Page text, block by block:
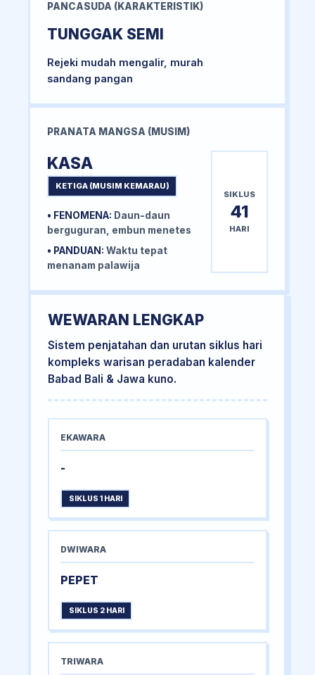
PANCASUDA (KARAKTERISTIK)
TUNGGAK SEMI
Rejeki mudah mengalir, murah
sandang pangan
PRANATA MANGSA (MUSIM)
KASA
KETIGA (MUSIM KEMARAU)
• FENOMENA: Daun-daun
berguguran, embun menetes
• PANDUAN: Waktu tepat
menanam palawija
SIKLUS
41
HARI
WEWARAN LENGKAP
Sistem penjatahan dan urutan siklus hari
kompleks warisan peradaban kalender
Babad Bali & Jawa kuno.
EKAWARA
-
SIKLUS 1 HARI
DWIWARA
PEPET
SIKLUS 2 HARI
TRIWARA